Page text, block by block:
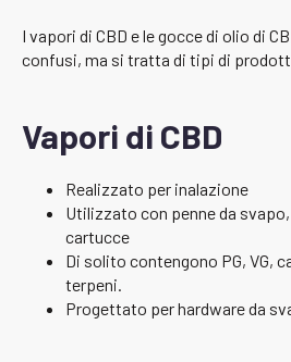
I vapori di CBD e le gocce di olio di
confusi, ma si tratta di tipi di
Vapori di CBD
Realizzato per inalazione
Utilizzato con penne da
cartucce
Di solito contengono PG, VG,
terpeni.
Progettato per hardware da